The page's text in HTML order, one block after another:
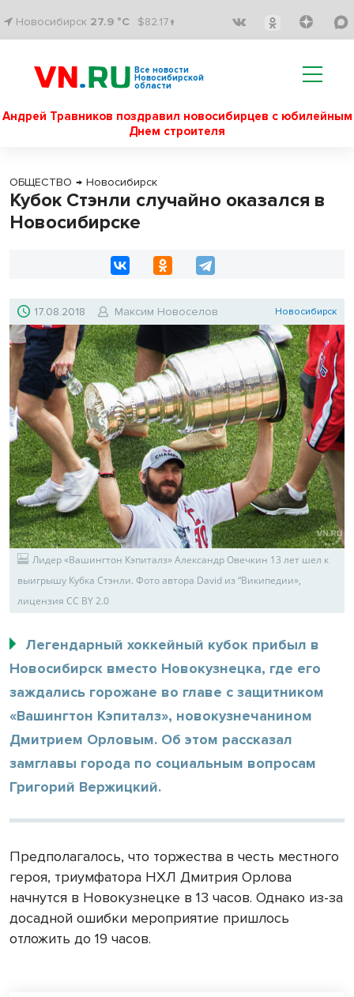
Новосибирск 27.9 °C $82.17↑
Все новости
Новосибирской
области
Андрей Травников поздравил новосибирцев с юбилейным
Днем строителя
ОБЩЕСТВО → Новосибирск
Кубок Стэнли случайно оказался в
Новосибирске
17.08.2018 Максим Новоселов Новосибирск
Лидер «Вашингтон Кэпиталз» Александр Овечкин 13 лет шел к
выигрышу Кубка Стэнли. Фото автора David из “Википедии»,
лицензия CC BY 2.0
Легендарный хоккейный кубок прибыл в
Новосибирск вместо Новокузнецка, где его
заждались горожане во главе с защитником
«Вашингтон Кэпиталз», новокузнечанином
Дмитрием Орловым. Об этом рассказал
замглавы города по социальным вопросам
Григорий Вержицкий.
Предполагалось, что торжества в честь местного
героя, триумфатора НХЛ Дмитрия Орлова
начнутся в Новокузнецке в 13 часов. Однако из-за
досадной ошибки мероприятие пришлось
отложить до 19 часов.